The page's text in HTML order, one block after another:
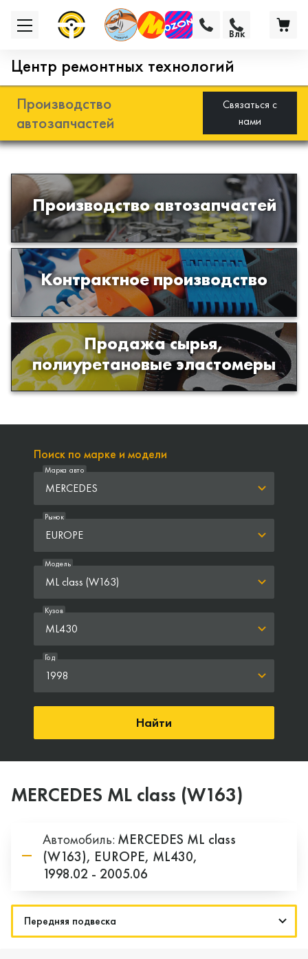
Центр ремонтных технологий
Производство
автозапчастей
Связаться с
нами
Производство автозапчастей
Разработка и производство деталей
из эластомеров для подвески
автомобиля
Контрактное производство
Производство изделий из пластиков
и полимеров по образцам либо
чертежам заказчика
Продажа сырья,
полиуретановые эластомеры
Продажа сырья для производства
изделий из полиуретана
Влк
Поиск по марке и модели
MERCEDES
Марка авто
EUROPE
Рынок
ML class (W163)
Модель
ML430
Кузов
1998
Год
Найти
MERCEDES ML class (W163)
Автомобиль: MERCEDES ML class
(W163), EUROPE, ML430,
1998.02 - 2005.06